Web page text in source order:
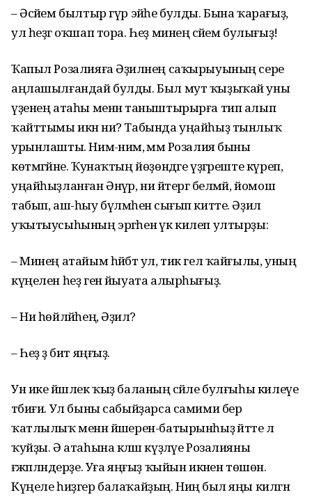
– Әсәйем былтыр гүр эйәһе булды. Бына ҡарағыҙ,
ул һеҙгә оҡшап тора. Һеҙ минең әсәйем булығыҙ!
Ҡапыл Розалияға Әҙиләнең саҡырыуының сере
аңлашылғандай булды. Был мут ҡыҙыҡай уны
үҙенең атаһы менән таныштырырға тип алып
ҡайттымы икән ни? Табында уңайһыҙ тынлыҡ
урынлашты. Нимә-нимә, әммә Розалия быны
көтмәгәйне. Ҡунаҡтың йөҙөндәге үҙгәреште күреп,
уңайһыҙланған Әнүәр, ни әйтергә белмәй, йомош
табып, аш-һыу бүлмәһенә сығып китте. Әҙилә
уҡытыусыһының эргәһенә үк килеп ултырҙы:
– Минең атайым һәйбәт ул, тик гел ҡайғылы, уның
күңелен һеҙ генә йыуата алырһығыҙ.
– Ни һөйләйһең, Әҙилә?
– Һеҙ ҙә бит яңғыҙ.
Ун ике йәшлек ҡыҙ баланың әсәйле булғыһы килеүе
тәбиғи. Ул быны сабыйҙарса самими бер
ҡатлылыҡ менән йәшерен-батырынһыҙ әйтте лә
ҡуйҙы. Ә атаһына кәләш күҙләүе Розалияны
ғәжәпләндерҙе. Уға яңғыҙ ҡыйын икәнен төшөнә.
Күңеле һиҙгер балаҡайҙың. Ниңә был яңы килгән